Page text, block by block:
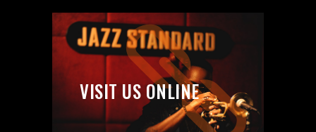
VISIT US ONLINE